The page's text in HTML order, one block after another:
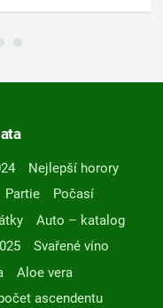
Nejlepší horory
Partie
Počasí
Auto – katalog
Svařené víno
Aloe vera
ascendentu